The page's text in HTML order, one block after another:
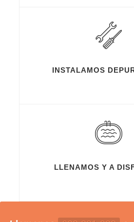
INSTALAMOS
LLENAMOS Y A